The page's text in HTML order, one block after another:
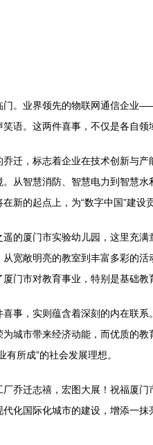
门。业界领先的物联网通信企业
语。这两件喜事，不仅是各自
乔迁，标志着企业在技术创新与
。从智慧消防、智慧电力到智慧
新的起点上，为“数字中国”建设
遥的厦门市实验幼儿园，这里充
宽敞明亮的教室到丰富多彩的
门市对教育事业，特别是基础教
喜事，实则蕴含着深刻的内在联
为城市带来经济动能，而优质的
有所成”的社会发展理想。
厂乔迁志禧，宏图大展！祝福厦
化国际化城市的建设，增添一抹